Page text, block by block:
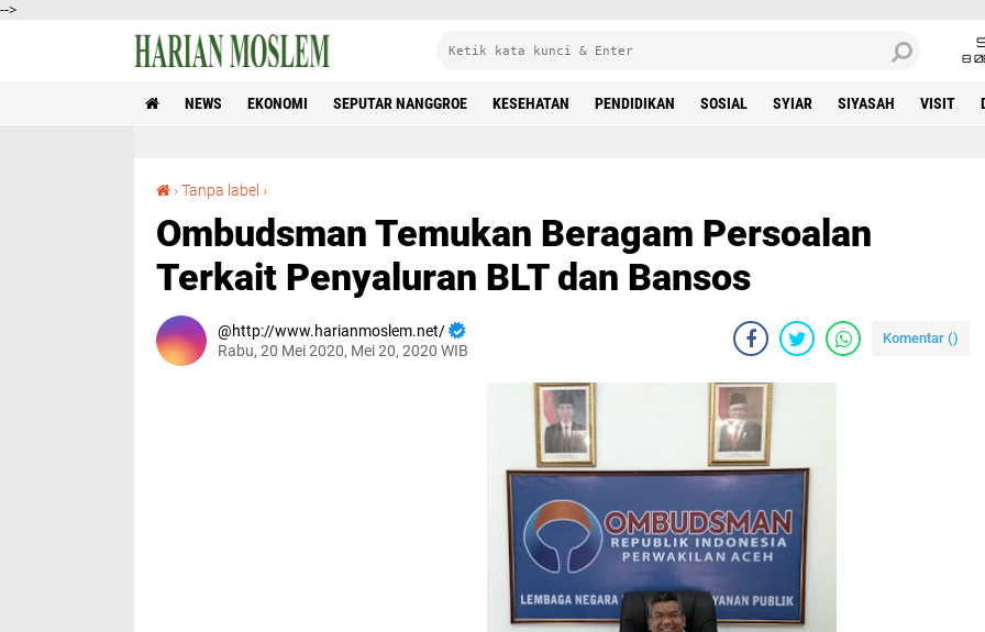
-->
8
NEWS EKONOMI SEPUTAR NANGGROE KESEHATAN PENDIDIKAN SOSIAL SYIAR SIYASAH VISIT
›Tanpa label ›
Ombudsman Temukan Beragam Persoalan
Terkait Penyaluran BLT dan Bansos
http://www.harianmoslem.net/
Rabu, 20 Mei 2020, Mei 20, 2020 WIB
Komentar ()